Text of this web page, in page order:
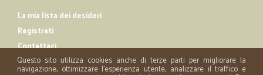
La mia lista dei desideri
Registrati
Contattaci
Questo sito utilizza cookies anche di terze parti per migliorare la
navigazione, ottimizzare l'esperienza utente, analizzare il traffico e